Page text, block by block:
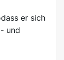
er sich
und